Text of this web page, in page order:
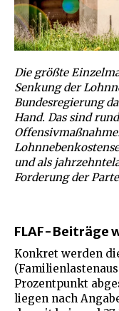
Die größte
Senkung der
Bundesregierung
Hand. Das sind
und als
Forderung der
FLAF-Beiträge
Konkret werden
Prozentpunkt
liegen nach